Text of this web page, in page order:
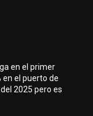
en el primer
en el puerto de
2025 pero es